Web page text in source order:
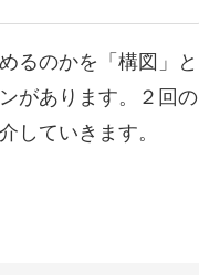
を学び、撮影のコツ
おさめてみてくださ
02:20
02:52
るのかを「構図」と
があります。２回の
していきます。